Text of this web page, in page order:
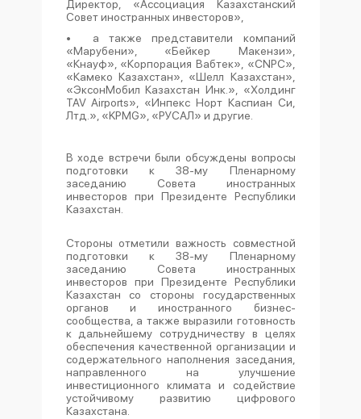
Директор, «Ассоциация Казахстанский
Совет иностранных инвесторов»,
•
а также представители компаний
«Марубени», «Бейкер Макензи»,
«Кнауф», «Корпорация Вабтек», «CNPC»,
«Камеко Казахстан», «Шелл Казахстан»,
«ЭксонМобил Казахстан Инк.», «Холдинг
TAV Airports», «Инпекс Норт Каспиан Си,
Лтд.», «KPMG», «РУСАЛ» и другие.
В ходе встречи были обсуждены вопросы
подготовки к 38-му Пленарному
заседанию Совета иностранных
инвесторов при Президенте Республики
Казахстан.
Стороны отметили важность совместной
подготовки к 38-му Пленарному
заседанию Совета иностранных
инвесторов при Президенте Республики
Казахстан со стороны государственных
органов и иностранного бизнес-
сообщества, а также выразили готовность
к дальнейшему сотрудничеству в целях
обеспечения качественной организации и
содержательного наполнения заседания,
направленного на улучшение
инвестиционного климата и содействие
устойчивому развитию цифрового
Казахстана.